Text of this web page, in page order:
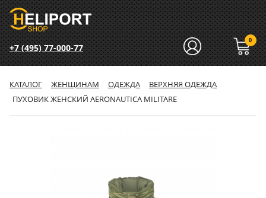
+7 (495) 77-000-77
0
КАТАЛОГ ЖЕНЩИНАМ ОДЕЖДА
ВЕРХНЯЯ ОДЕЖДА
ПУХОВИК ЖЕНСКИЙ AERONAUTICA MILITARE